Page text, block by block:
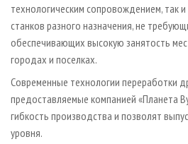
технологическим сопровождением, так
станков разного назначения, не
обеспечивающих высокую занятость
городах и поселках.
Современные технологии переработки
предоставляемые компанией «Планета
гибкость производства и поз­волят
уровня.